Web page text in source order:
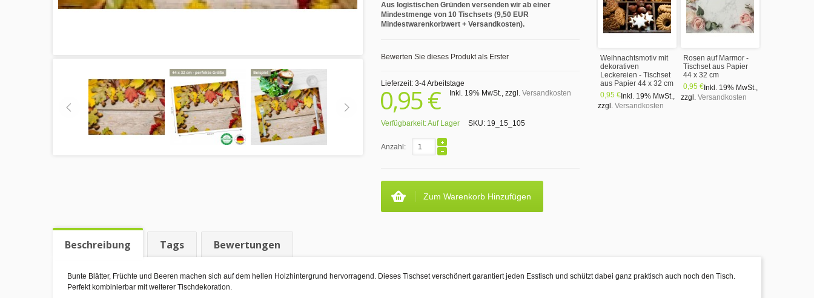
Weihnachtsmotiv mit
dekorativen
Leckereien - Tischset
aus Papier 44 x 32 cm
0,95 € Inkl. 19% MwSt.,
zzgl. Versandkosten
Rosen auf Marmor -
Tischset aus Papier
44 x 32 cm
0,95 € Inkl. 19% MwSt.,
zzgl. Versandkosten
Aus logistischen Gründen versenden wir ab einer
Mindestmenge von 10 Tischsets (9,50 EUR
Mindestwarenkorbwert + Versandkosten).
Bewerten Sie dieses Produkt als Erster
Lieferzeit: 3-4 Arbeitstage
0,95 € Inkl. 19% MwSt., zzgl. Versandkosten
Verfügbarkeit:Auf Lager SKU: 19_15_105
Anzahl:
Zum Warenkorb Hinzufügen
Beschreibung Tags Bewertungen
Bunte Blätter, Früchte und Beeren machen sich auf dem hellen Holzhintergrund hervorragend. Dieses Tischset verschönert garantiert jeden Esstisch und schützt dabei ganz praktisch auch noch den Tisch.
Perfekt kombinierbar mit weiterer Tischdekoration.